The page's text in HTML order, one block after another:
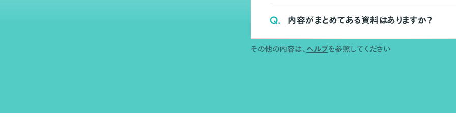
Q. 内容がまとめてある資料はありますか？
その他の内容は、 ヘルプを参照してください